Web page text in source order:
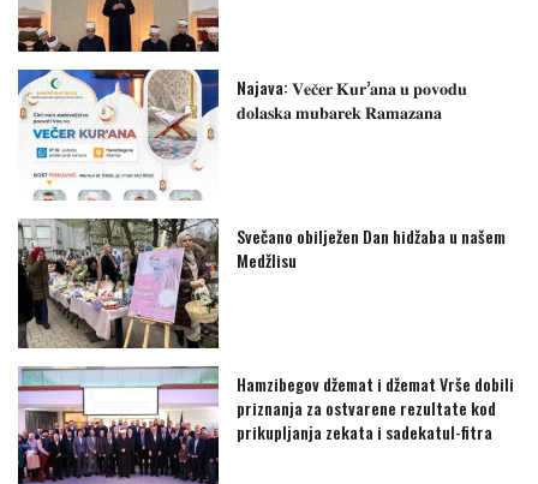
Najava: 𝐕𝐞𝐜̌𝐞𝐫 𝐊𝐮𝐫’𝐚𝐧𝐚 𝐮 𝐩𝐨𝐯𝐨𝐝𝐮
𝐝𝐨𝐥𝐚𝐬𝐤𝐚 𝐦𝐮𝐛𝐚𝐫𝐞𝐤 𝐑𝐚𝐦𝐚𝐳𝐚𝐧𝐚
Svečano obilježen Dan hidžaba u našem
Medžlisu
Hamzibegov džemat i džemat Vrše dobili
priznanja za ostvarene rezultate kod
prikupljanja zekata i sadekatul-fitra